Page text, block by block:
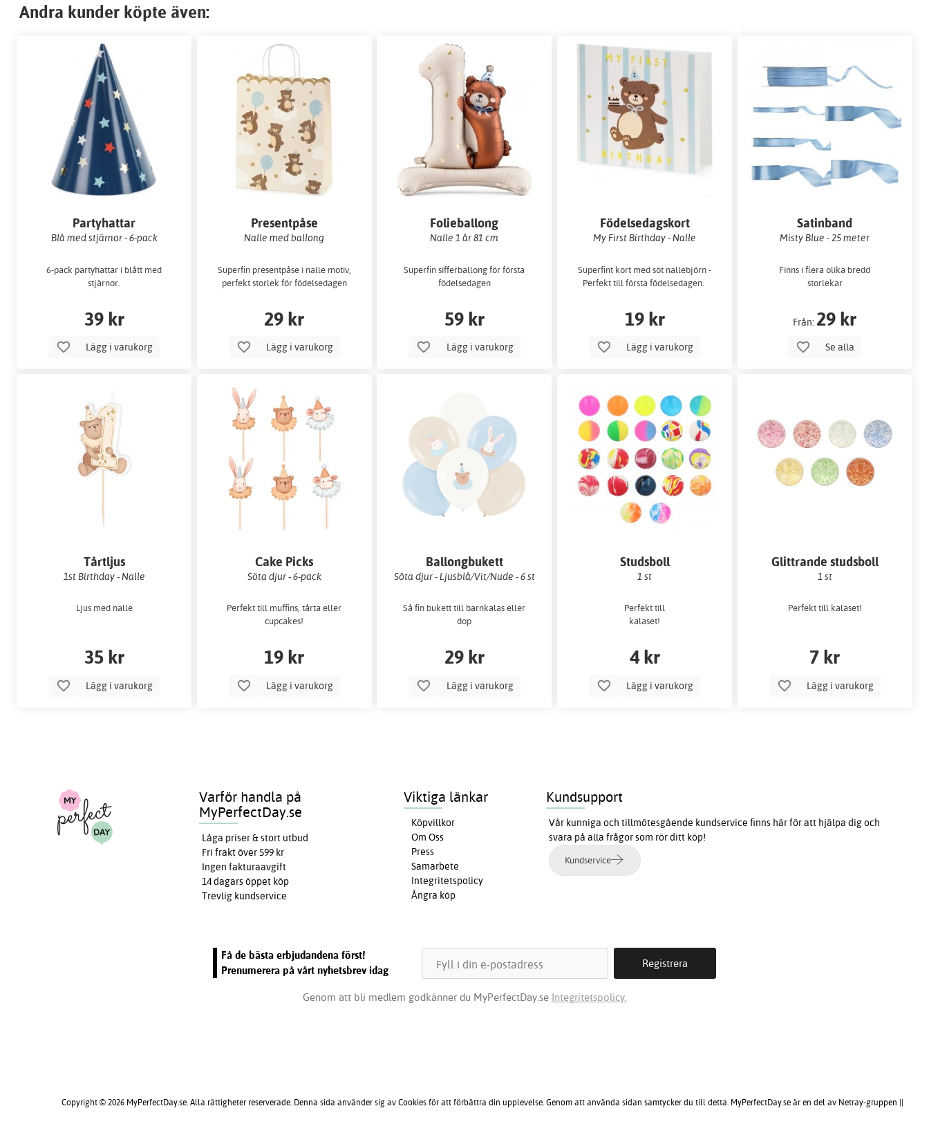
Andra kunder köpte även:
Partyhattar
Blå med stjärnor - 6-pack
6-pack partyhattar i blått med
stjärnor.
39 kr
Lägg i varukorg
Presentpåse
Nalle med ballong
Superfin presentpåse i nalle motiv,
perfekt storlek för födelsedagen
29 kr
Lägg i varukorg
Folieballong
Nalle 1 år 81 cm
Superfin sifferballong för första
födelsedagen
59 kr
Lägg i varukorg
Födelsedagskort
My First Birthday - Nalle
Superfint kort med söt nallebjörn -
Perfekt till första födelsedagen.
19 kr
Lägg i varukorg
Satinband
Misty Blue - 25 meter
Finns i flera olika bredd
storlekar
Från: 29 kr
Se alla
Tårtljus
1st Birthday - Nalle
Ljus med nalle
35 kr
Lägg i varukorg
Cake Picks
Söta djur - 6-pack
Perfekt till muffins, tårta eller
cupcakes!
19 kr
Lägg i varukorg
Ballongbukett
Söta djur - Ljusblå/Vit/Nude - 6 st
Så fin bukett till barnkalas eller
dop
29 kr
Lägg i varukorg
Studsboll
1 st
Perfekt till
kalaset!
4 kr
Lägg i varukorg
Glittrande studsboll
1 st
Perfekt till kalaset!
7 kr
Lägg i varukorg
Varför handla på
MyPerfectDay.se
Låga priser & stort utbud
Fri frakt över 599 kr
Ingen fakturaavgift
14 dagars öppet köp
Trevlig kundservice
Viktiga länkar
Köpvillkor
Om Oss
Press
Samarbete
Integritetspolicy
Ångra köp
Kundsupport
Vår kunniga och tillmötesgående kundservice finns här för att hjälpa dig och
svara på alla frågor som rör ditt köp!
Kundservice
Få de bästa erbjudandena först!
Prenumerera på vårt nyhetsbrev idag
Genom att bli medlem godkänner du MyPerfectDay.se Integritetspolicy.
Copyright © 2026 MyPerfectDay.se. Alla rättigheter reserverade. Denna sida använder sig av Cookies för att förbättra din upplevelse. Genom att använda sidan samtycker du till detta. MyPerfectDay.se är en del av Netray-gruppen ||